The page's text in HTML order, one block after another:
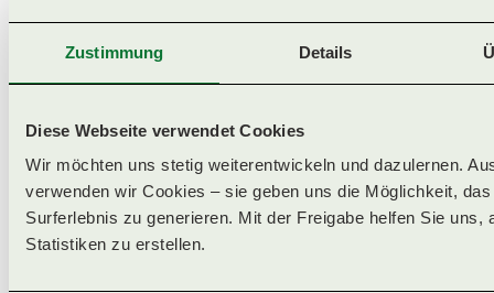
Zustimmung Details
Diese Webseite verwendet Cookies
Wir möchten uns stetig weiterentwickeln und dazulernen.
verwenden wir Cookies – sie geben uns die Möglichkeit,
Surferlebnis zu generieren. Mit der Freigabe helfen Sie uns,
Statistiken zu erstellen.